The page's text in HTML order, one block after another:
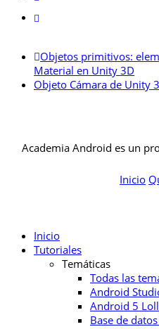
Objetos primitivos:
Material en Unity 3D
Objeto Cámara de Unity
Academia Android es un
Inicio
Inicio
Tutoriales
Temáticas
Todas las
Android
Android 5
Base de